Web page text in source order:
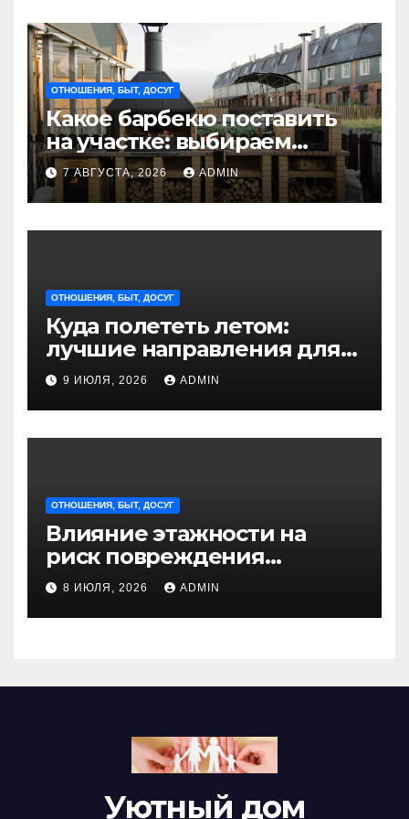
ОТНОШЕНИЯ, БЫТ, ДОСУГ
Какое барбекю поставить
на участке: выбираем
идеальное решение для
отдыха на природе
7 АВГУСТА, 2026 ADMIN
ОТНОШЕНИЯ, БЫТ, ДОСУГ
Куда полететь летом:
лучшие направления для
отдыха из Санкт-
Петербурга
9 ИЮЛЯ, 2026 ADMIN
ОТНОШЕНИЯ, БЫТ, ДОСУГ
Влияние этажности на
риск повреждения
недвижимости
8 ИЮЛЯ, 2026 ADMIN
Уютный дом